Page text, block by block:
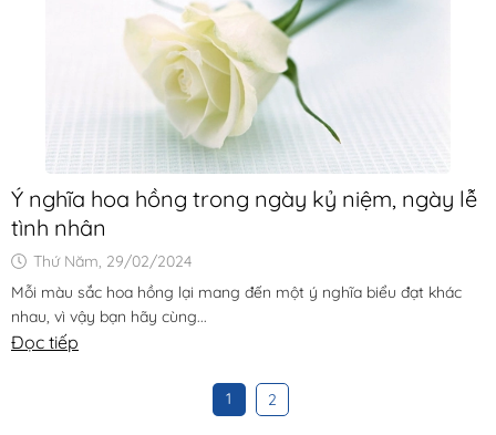
Ý nghĩa hoa hồng trong ngày kỷ niệm, ngày lễ
tình nhân
Thứ Năm, 29/02/2024
Mỗi màu sắc hoa hồng lại mang đến một ý nghĩa biểu đạt khác
nhau, vì vậy bạn hãy cùng...
Đọc tiếp
1 2